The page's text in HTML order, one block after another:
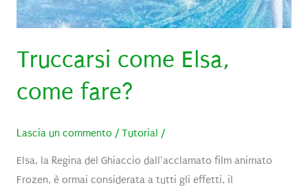
Truccarsi come Elsa,
come fare?
Lascia un commento / Tutorial /
Elsa, la Regina del Ghiaccio dall’acclamato film animato
Frozen, è ormai considerata a tutti gli effetti, il